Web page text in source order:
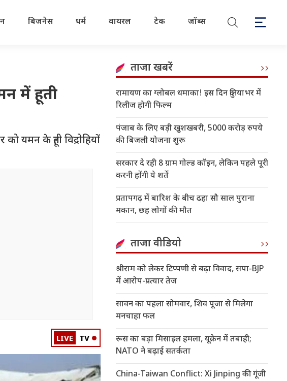
बिजनेस धर्म वायरल टेक जॉब्स
में हूती
के हूती विद्रोहियों
LIVE TV
ताजा खबरें
रामायण का ग्लोबल धमाका! इस दिन दुनियाभर में
रिलीज होगी फिल्म
पंजाब के लिए बड़ी खुशखबरी, 5000 करोड़ रुपये
की बिजली योजना शुरू
सरकार दे रही 8 ग्राम गोल्ड कॉइन, लेकिन पहले पूरी
करनी होंगी ये शर्तें
प्रतापगढ़ में बारिश के बीच ढहा सौ साल पुराना
मकान, छह लोगों की मौत
ताजा वीडियो
श्रीराम को लेकर टिप्पणी से बढ़ा विवाद, सपा-BJP
में आरोप-प्रत्यार तेज
सावन का पहला सोमवार, शिव पूजा से मिलेगा
मनचाहा फल
रूस का बड़ा मिसाइल हमला, यूक्रेन में तबाही;
NATO ने बढ़ाई सतर्कता
China-Taiwan Conflict: Xi Jinping की गूंजी